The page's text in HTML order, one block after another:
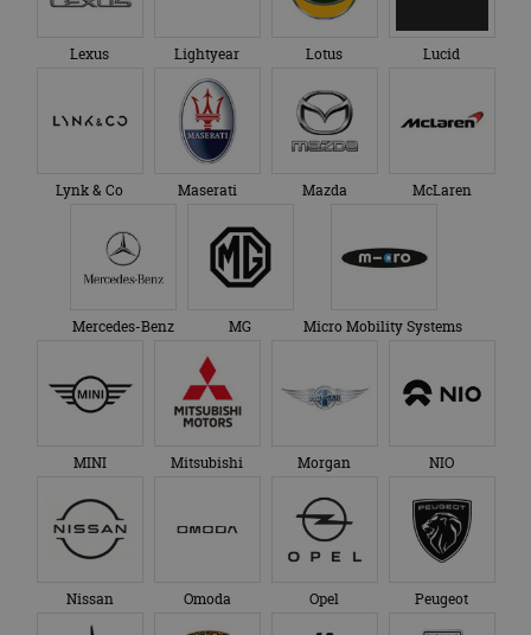
Lexus Lightyear Lotus Lucid
Lynk & Co Maserati Mazda McLaren
Mercedes-Benz MG Micro Mobility Systems
MINI Mitsubishi Morgan NIO
Nissan Omoda Opel Peugeot